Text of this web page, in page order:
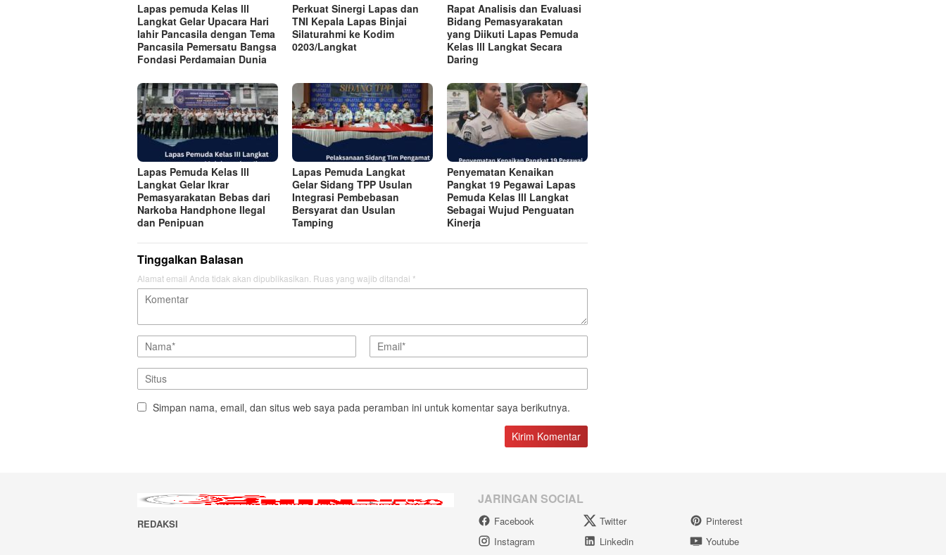
Lapas pemuda Kelas lll
Langkat Gelar Upacara Hari
lahir Pancasila dengan Tema
Pancasila Pemersatu Bangsa
Fondasi Perdamaian Dunia
Perkuat Sinergi Lapas dan
TNI Kepala Lapas Binjai
Silaturahmi ke Kodim
0203/Langkat
Rapat Analisis dan Evaluasi
Bidang Pemasyarakatan
yang Diikuti Lapas Pemuda
Kelas lll Langkat Secara
Daring
Lapas Pemuda Kelas lll
Langkat Gelar Ikrar
Pemasyarakatan Bebas dari
Narkoba Handphone Ilegal
dan Penipuan
Lapas Pemuda Langkat
Gelar Sidang TPP Usulan
Integrasi Pembebasan
Bersyarat dan Usulan
Tamping
Penyematan Kenaikan
Pangkat 19 Pegawai Lapas
Pemuda Kelas lll Langkat
Sebagai Wujud Penguatan
Kinerja
Tinggalkan Balasan
Alamat email Anda tidak akan dipublikasikan. Ruas yang wajib ditandai *
Simpan nama, email, dan situs web saya pada peramban ini untuk komentar saya berikutnya.
REDAKSI
JARINGAN SOCIAL
Facebook Twitter
Pinterest
Instagram
Linkedin
Youtube